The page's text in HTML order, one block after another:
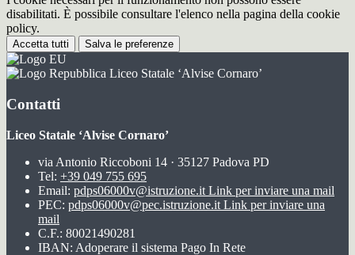
disabilitati. È possibile consultare l'elenco nella pagina della cookie
policy.
Accetta tutti Salva le preferenze
Liceo Statale ‘Alvise Cornaro’
Contatti
Liceo Statale ‘Alvise Cornaro’
via Antonio Riccoboni 14 · 35127 Padova PD
Tel: +39 049 755 695
Email: pdps06000v@istruzione.it Link per inviare una mail
PEC: pdps06000v@pec.istruzione.it Link per inviare una
mail
C.F.: 80021490281
IBAN: Adoperare il sistema Pago In Rete